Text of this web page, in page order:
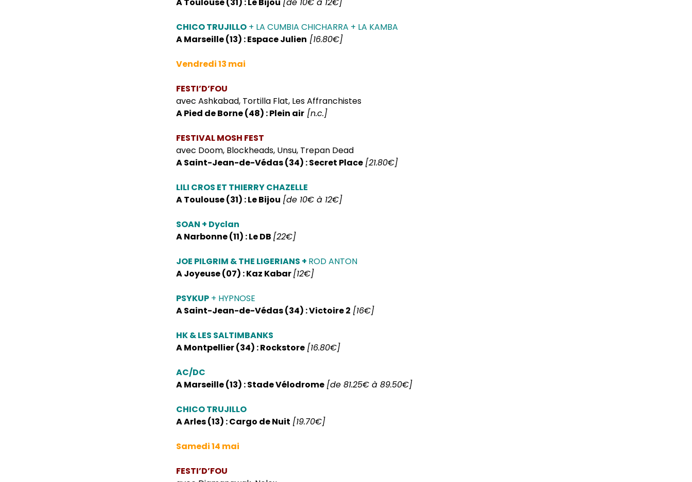
CHICO TRUJILLO + LA CUMBIA CHICHARRA + LA KAMBA
A Marseille (13) : Espace Julien [16.80€]
Vendredi 13 mai
FESTI’D’FOU
avec Ashkabad, Tortilla Flat, Les Affranchistes
A Pied de Borne (48) : Plein air [n.c.]
FESTIVAL MOSH FEST
avec Doom, Blockheads, Unsu, Trepan Dead
A Saint-Jean-de-Védas (34) : Secret Place [21.80€]
LILI CROS ET THIERRY CHAZELLE
A Toulouse (31) : Le Bijou [de 10€ à 12€]
SOAN + Dyclan
A Narbonne (11) : Le DB [22€]
JOE PILGRIM & THE LIGERIANS + ROD ANTON
A Joyeuse (07) : Kaz Kabar[12€]
PSYKUP + HYPNOSE
A Saint-Jean-de-Védas (34) : Victoire 2 [16€]
HK & LES SALTIMBANKS
A Montpellier (34) : Rockstore [16.80€]
AC/DC
A Marseille (13) : Stade Vélodrome [de 81.25€ à 89.50€]
CHICO TRUJILLO
A Arles (13) : Cargo de Nuit [19.70€]
Samedi 14 mai
FESTI’D’FOU